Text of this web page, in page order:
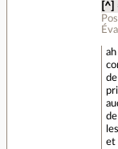
[^]
et